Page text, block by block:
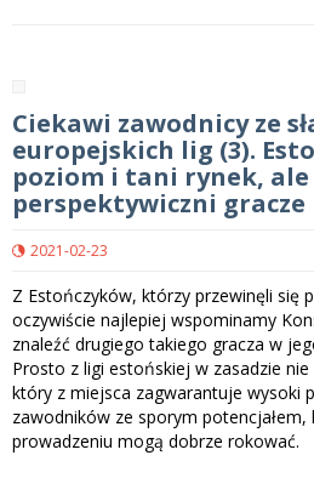
Ciekawi zawodnicy ze
europejskich lig (3).
poziom i tani rynek, ale
perspektywiczni gracze
2021-02-23
Z Estończyków, którzy przewinęli się
oczywiście najlepiej wspominamy
znaleźć drugiego takiego gracza w
Prosto z ligi estońskiej w zasadzie
który z miejsca zagwarantuje wysoki
zawodników ze sporym
prowadzeniu mogą dobrze rokować.